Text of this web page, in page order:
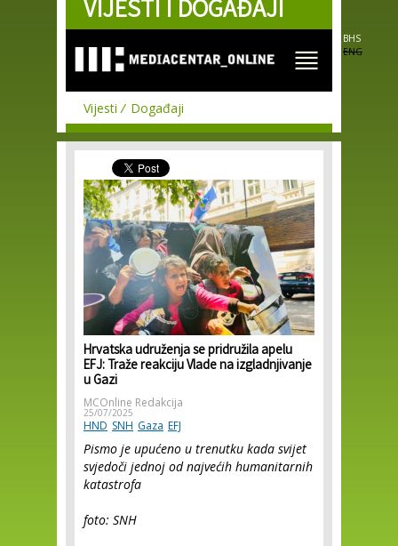
Skip to
main
VIJESTI I DOGAĐAJI
BHS
ENG
Vijesti Događaji
Hrvatska udruženja se pridružila apelu
EFJ: Traže reakciju Vlade na izgladnjivanje
u Gazi
MCOnline Redakcija
25/07/2025
HND SNH Gaza EFJ
Pismo je upućeno u trenutku kada svijet
svjedoči jednoj od najvećih humanitarnih
katastrofa
foto: SNH